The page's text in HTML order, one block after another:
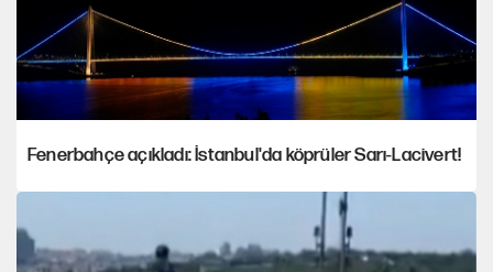
Fenerbahçe açıkladı: İstanbul'da köprüler Sarı-Lacivert!